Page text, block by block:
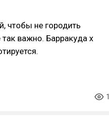
чтобы не городить
важно. Барракуда х